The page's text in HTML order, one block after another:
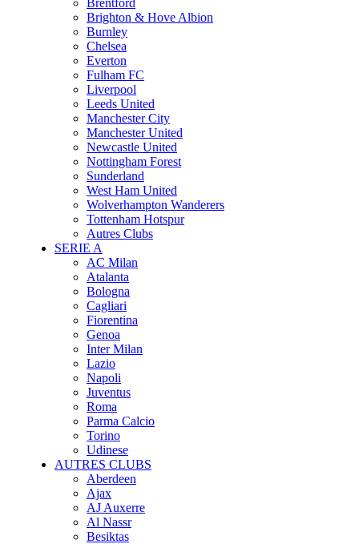
Brentford
Brighton & Hove Albion
Burnley
Chelsea
Everton
Fulham FC
Liverpool
Leeds United
Manchester City
Manchester United
Newcastle United
Nottingham Forest
Sunderland
West Ham United
Wolverhampton Wanderers
Tottenham Hotspur
Autres Clubs
SERIE A
AC Milan
Atalanta
Bologna
Cagliari
Fiorentina
Genoa
Inter Milan
Lazio
Napoli
Juventus
Roma
Parma Calcio
Torino
Udinese
AUTRES CLUBS
Aberdeen
Ajax
AJ Auxerre
Al Nassr
Besiktas